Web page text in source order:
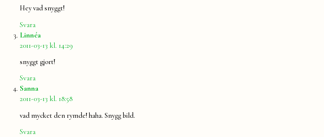
Hey vad snyggt!
Svara
Linnéa
2011-03-13 kl. 14:29
snyggt gjort!
Svara
Sanna
2011-03-13 kl. 18:58
vad mycket den rymde! haha. Snygg bild.
Svara